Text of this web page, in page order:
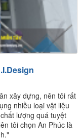
xây dựng, nên tôi rất
nhiều loại vật liệu
lượng quá tuyệt
tôi chọn An Phúc là